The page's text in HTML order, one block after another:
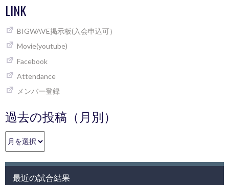
LINK
BIGWAVE掲示板(入会申込可）
Movie(youtube)
Facebook
Attendance
メンバー登録
過去の投稿（月別）
去
投
最近の試合結果